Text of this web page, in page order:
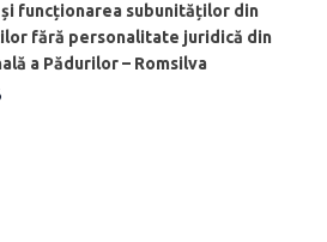
funcționarea subunităților din
fără personalitate juridică din
a Pădurilor – Romsilva